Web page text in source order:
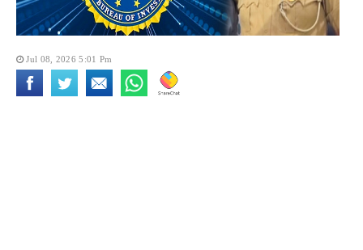
Jul 08, 2026 5:01 Pm